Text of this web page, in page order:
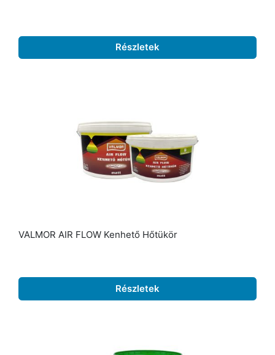
Részletek
VALMOR AIR FLOW Kenhető Hőtükör
Részletek